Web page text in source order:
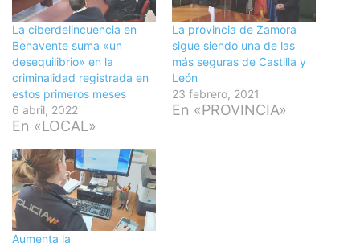
La ciberdelincuencia en
Benavente suma «un
desequilibrio» en la
criminalidad registrada en
estos primeros meses
6 abril, 2022
En «LOCAL»
La provincia de Zamora
sigue siendo una de las
más seguras de Castilla y
León
23 febrero, 2021
En «PROVINCIA»
Aumenta la